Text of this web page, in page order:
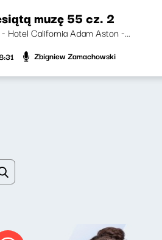
muzę 55 cz. 2
Hotel California Adam Aston -...
Zbigniew Zamachowski